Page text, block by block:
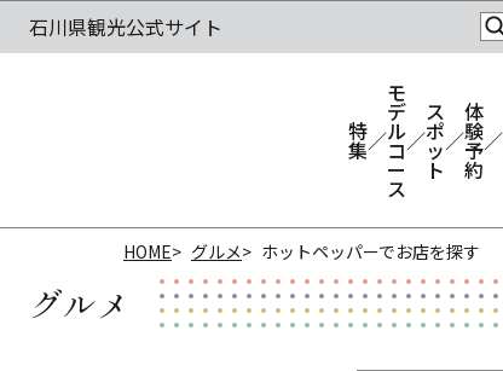
特
集
モ
デ
ル
コ
ー
ス
ス
ポ
ッ
ト
体
験
予
約
HOME グルメ ホットペッパーでお店を探す
グルメ